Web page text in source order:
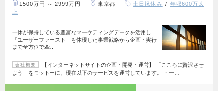
1500万円 ～ 2999万円 東京都 土日祝休み
年収600万以
上
一休が保持している豊富なマーケティングデータを活用し
「ユーザーファースト」を体現した事業戦略から企画・実行
まで全方位で牽…
会社概要
【インターネットサイトの企画・開発・運営】 「こころに贅沢させ
よう」をモットーに、現在以下のサービスを運営しています。 ・一…